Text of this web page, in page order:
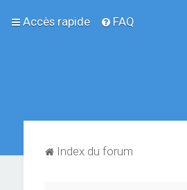
Accès rapide FAQ
Index du forum